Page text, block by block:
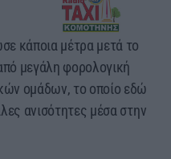
κάποια μέτρα μετά το
μεγάλη φορολογική
ομάδων, το οποίο εδώ
ανισότητες μέσα στην